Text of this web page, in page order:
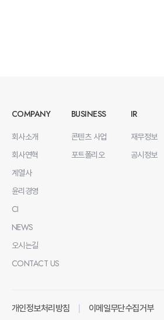
COMPANY BUSINESS IR
회사소개
회사연혁
계열사
윤리경영
CI
NEWS
오시는길
CONTACT US
콘텐츠 사업
포트폴리오
재무정보
공시정보
개인정보처리방침 이메일무단수집거부